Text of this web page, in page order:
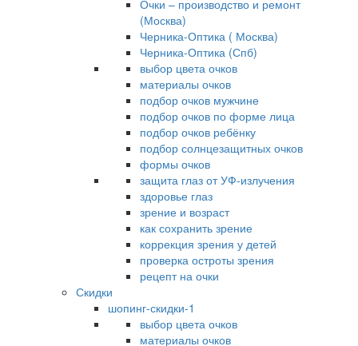
Очки – производство и ремонт
(Москва)
Черника-Оптика ( Москва)
Черника-Оптика (Спб)
выбор цвета очков
материалы очков
подбор очков мужчине
подбор очков по форме лица
подбор очков ребёнку
подбор солнцезащитных очков
формы очков
защита глаз от УФ-излучения
здоровье глаз
зрение и возраст
как сохранить зрение
коррекция зрения у детей
проверка остроты зрения
рецепт на очки
Скидки
шопинг-скидки-1
выбор цвета очков
материалы очков